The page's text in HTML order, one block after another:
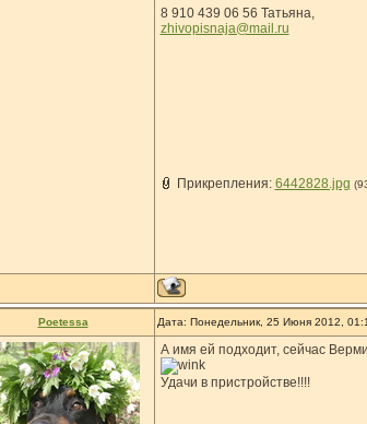
8 910 439 06 56 Татьяна,
zhivopisnaja@mail.ru
Прикрепления: 6442828.jpg
Poetessa Дата: Понедельник, 25 Июня 2012,
А имя ей подходит, сейчас
Удачи в пристройстве!!!!